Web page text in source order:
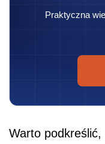
Praktyczna
Warto